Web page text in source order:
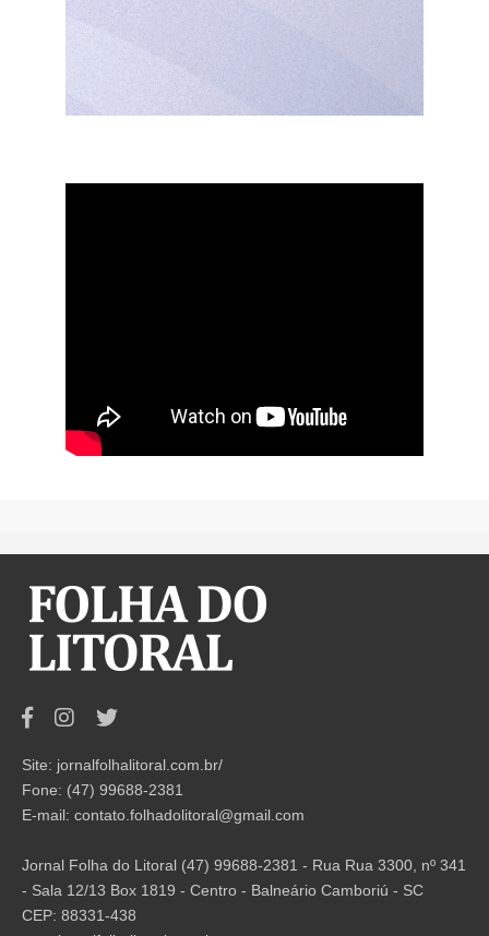
Site: jornalfolhalitoral.com.br/
Fone: (47) 99688-2381
E-mail: contato.folhadolitoral@gmail.com
Jornal Folha do Litoral (47) 99688-2381 - Rua Rua 3300, nº 341
- Sala 12/13 Box 1819 - Centro - Balneário Camboriú - SC
CEP: 88331-438